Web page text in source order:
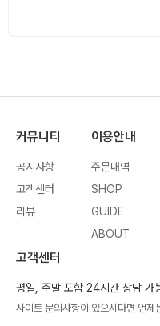
커뮤니티
공지사항
고객센터
리뷰
이용안내
주문내역
SHOP
GUIDE
ABOUT
고객센터
평일, 주말 포함 24시간 상담 가
사이트 문의사항이 있으시다면 언제